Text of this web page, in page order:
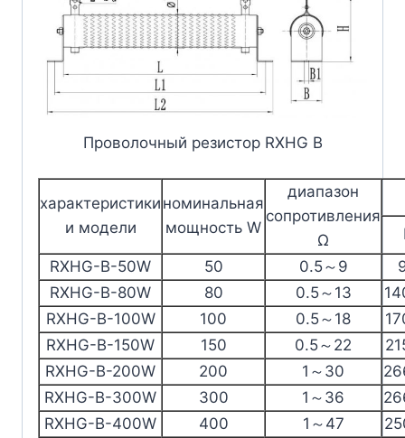
Проволочный резистор RXHG B
характеристики
и модели
номинальная
мощность W
диапазон
сопротивления
Ω
RXHG-B-50W
50 0.5～9
RXHG-B-80W
80 0.5～13
RXHG-B-100W
100 0.5～18
RXHG-B-150W
150 0.5～22
RXHG-B-200W
200 1～30
RXHG-B-300W
300 1～36
RXHG-B-400W
400 1～47